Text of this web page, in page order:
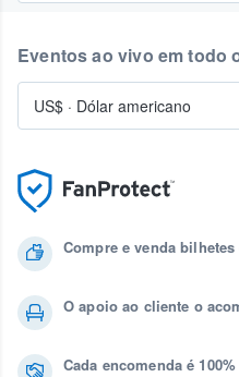
Compre e venda
O apoio ao cliente o
Cada encomenda é
Eventos ao vivo em todo
US$ · Dólar americano